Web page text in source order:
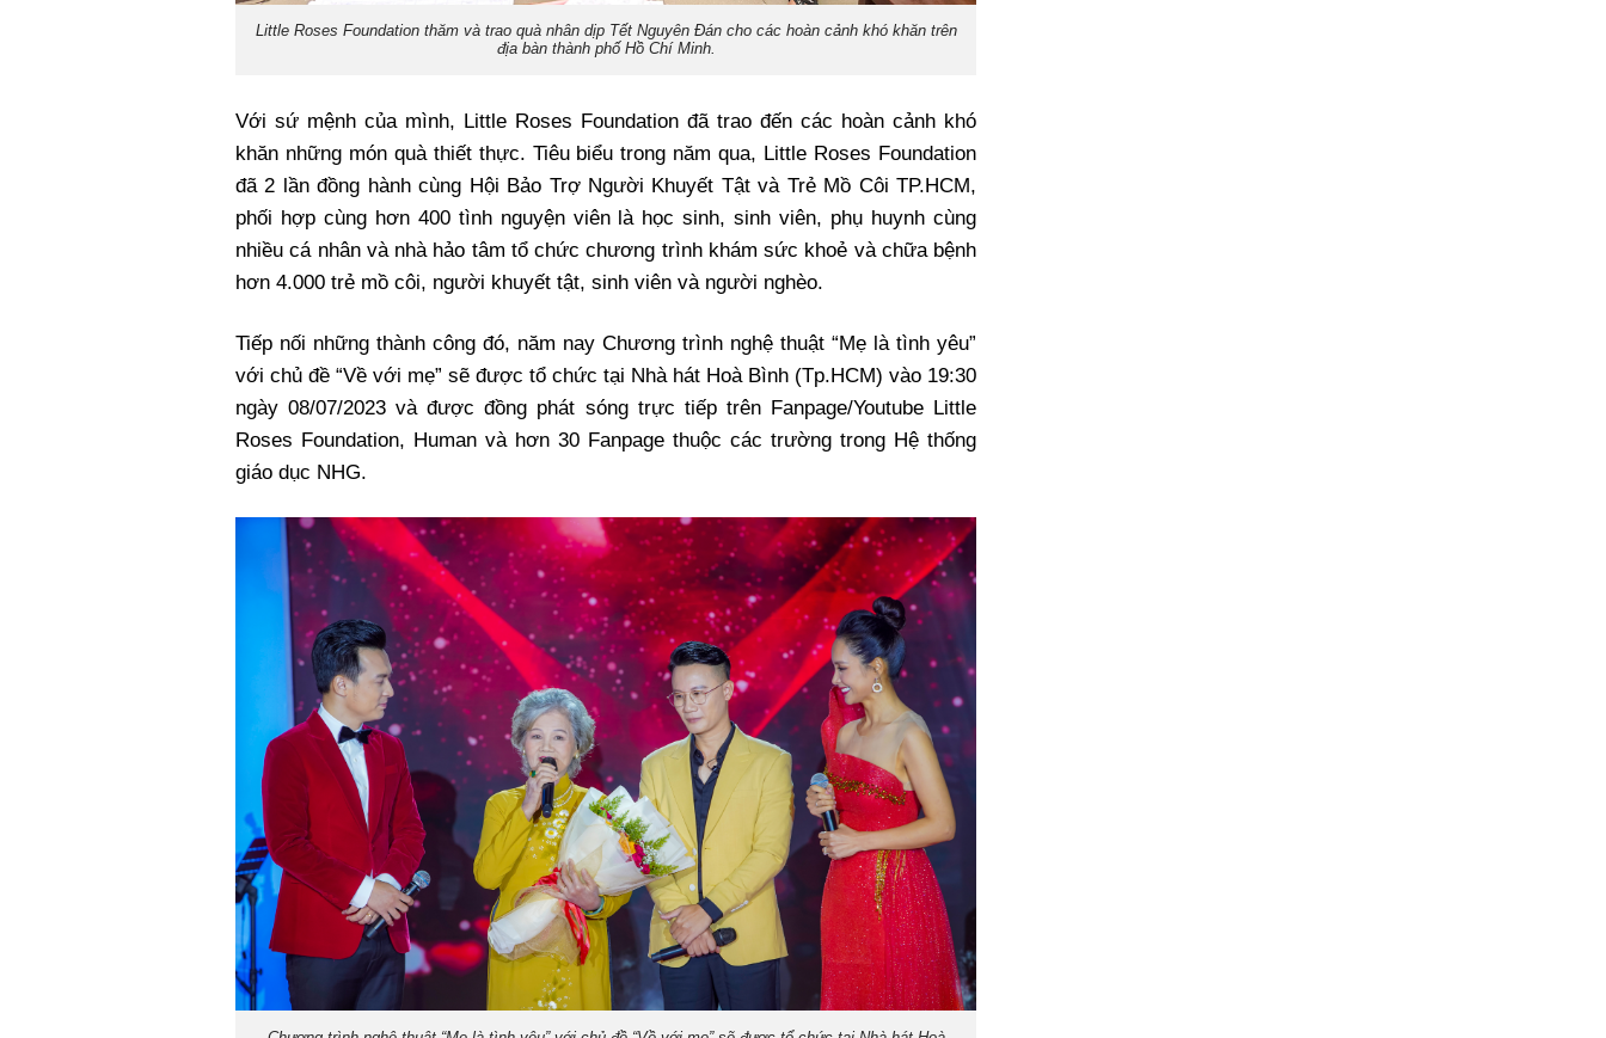
Little Roses Foundation thăm và trao quà nhân dịp Tết Nguyên Đán cho các hoàn cảnh khó khăn trên
địa bàn thành phố Hồ Chí Minh.
Với sứ mệnh của mình, Little Roses Foundation đã trao đến các hoàn cảnh khó
khăn những món quà thiết thực. Tiêu biểu trong năm qua, Little Roses Foundation
đã 2 lần đồng hành cùng Hội Bảo Trợ Người Khuyết Tật và Trẻ Mồ Côi TP.HCM,
phối hợp cùng hơn 400 tình nguyện viên là học sinh, sinh viên, phụ huynh cùng
nhiều cá nhân và nhà hảo tâm tổ chức chương trình khám sức khoẻ và chữa bệnh
hơn 4.000 trẻ mồ côi, người khuyết tật, sinh viên và người nghèo.
Tiếp nối những thành công đó, năm nay Chương trình nghệ thuật “Mẹ là tình yêu”
với chủ đề “Về với mẹ” sẽ được tổ chức tại Nhà hát Hoà Bình (Tp.HCM) vào 19:30
ngày 08/07/2023 và được đồng phát sóng trực tiếp trên Fanpage/Youtube Little
Roses Foundation, Human và hơn 30 Fanpage thuộc các trường trong Hệ thống
giáo dục NHG.